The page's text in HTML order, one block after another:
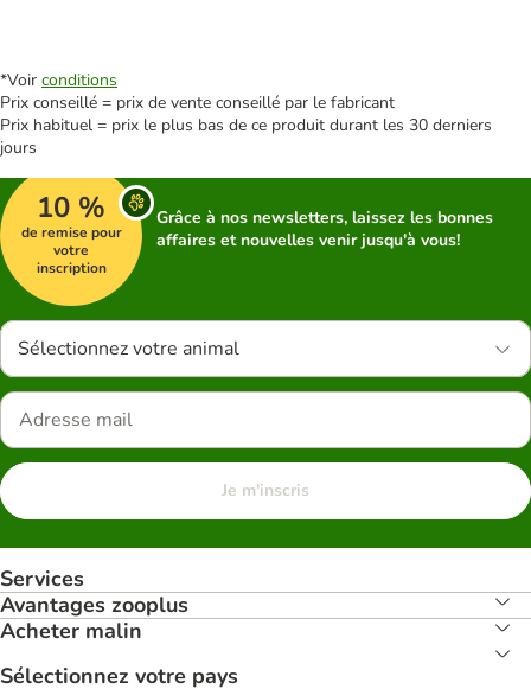
*Voir conditions
Prix conseillé = prix de vente conseillé par le fabricant
Prix habituel = prix le plus bas de ce produit durant les 30 derniers
jours
10 %
de remise pour
votre
inscription
Grâce à nos newsletters, laissez les bonnes
affaires et nouvelles venir jusqu'à vous!
Sélectionnez votre animal
Je m'inscris
Services
Avantages zooplus
Acheter malin
Sélectionnez votre pays